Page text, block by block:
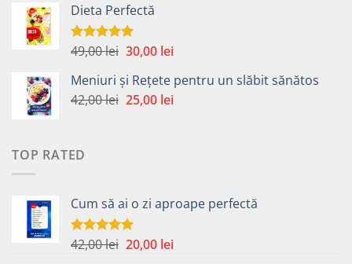
a
fost:
49,00 lei.
Dieta Perfectă
Evaluat la
49,00lei Prețul
a
fost:
30,00 leiPrețul
este:
30,00 lei.
Meniuri și Rețete pentru un slăbit sănătos
42,00lei Prețul
25,00 leiPrețul
TOP RATED
Cum să ai o zi aproape perfectă
Evaluat la
42,00lei Prețul
20,00 leiPrețul